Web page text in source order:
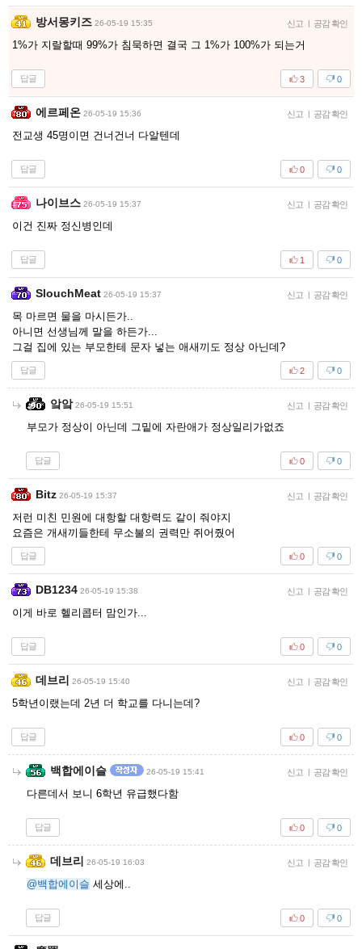
방서몽키즈 26-05-19 15:35 신고 | 공감 확인
1%가 지랄할때 99%가 침묵하면 결국 그 1%가 100%가 되는거
답글 0
3
에르페온 26-05-19 15:36 신고 | 공감 확인
전교생 45명이면 건너건너 다알텐데
답글 0
0
나이브스 26-05-19 15:37 신고 | 공감 확인
이건 진짜 정신병인데
답글 0
1
SlouchMeat 26-05-19 15:37 신고 | 공감 확인
목 마르면 물을 마시든가..
아니면 선생님께 말을 하든가...
그걸 집에 있는 부모한테 문자 넣는 애새끼도 정상 아닌데?
답글 0
2
앜앜 26-05-19 15:51 신고 | 공감 확인
부모가 정상이 아닌데 그밑에 자란애가 정상일리가없죠
답글 0
0
Bitz 26-05-19 15:37 신고 | 공감 확인
저런 미친 민원에 대항할 대항력도 같이 줘야지
요즘은 개새끼들한테 무소불의 권력만 쥐어줬어
답글 0
0
DB1234 26-05-19 15:38 신고 | 공감 확인
이게 바로 헬리콥터 맘인가...
답글 0
0
데브리 26-05-19 15:40 신고 | 공감 확인
5학년이랬는데 2년 더 학교를 다니는데?
답글 0
0
백합에이슬 26-05-19 15:41 신고 | 공감 확인
다른데서 보니 6학년 유급했다함
답글 0
0
데브리 26-05-19 16:03 신고 | 공감 확인
@백합에이슬 세상에..
답글 0
0